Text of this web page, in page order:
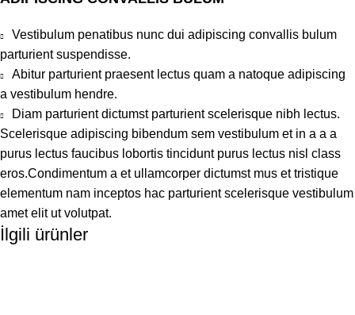
Vestibulum penatibus nunc dui adipiscing convallis bulum
parturient suspendisse.
Abitur parturient praesent lectus quam a natoque adipiscing
a vestibulum hendre.
Diam parturient dictumst parturient scelerisque nibh lectus.
Scelerisque adipiscing bibendum sem vestibulum et in a a a
purus lectus faucibus lobortis tincidunt purus lectus nisl class
eros.Condimentum a et ullamcorper dictumst mus et tristique
elementum nam inceptos hac parturient scelerisque vestibulum
amet elit ut volutpat.
İlgili ürünler